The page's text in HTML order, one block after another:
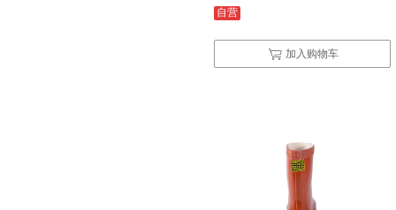
自营
加入购物车